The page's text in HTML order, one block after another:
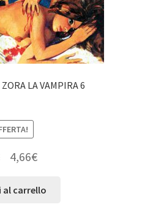
LA VAMPIRA 6
4,66€
al carrello